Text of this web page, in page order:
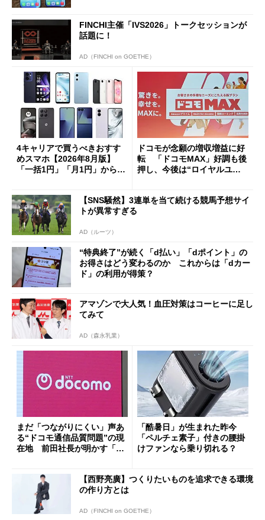
FINCHI主催「IVS2026」トークセッションが
話題に！
AD（FINCHI on GOETHE）
4キャリアで買うべきおすす
めスマホ【2026年8月版】
「一括1円」「月1円」からお
ドコモが念願の増収増益に好
転 「ドコモMAX」好調も後
押し、今後は“ロイヤルユー
【SNS騒然】3連単を当て続ける競馬予想サイ
トが異常すぎる
AD（ルーツ）
“特典終了”が続く「d払い」「dポイント」の
お得さはどう変わるのか これからは「dカー
ド」の利用が得策？
アマゾンで大人気！血圧対策はコーヒーに足し
てみて
AD（森永乳業）
まだ「つながりにくい」声あ
る“ドコモ通信品質問題”の現
在地 前田社長が明かす「道
「酷暑日」が生まれた昨今
「ペルチェ素子」付きの腰掛
けファンなら乗り切れる？
【西野亮廣】つくりたいものを追求できる環境
の作り方とは
AD（FINCHI on GOETHE）